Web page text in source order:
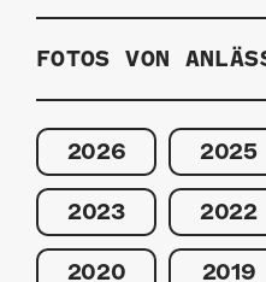
FOTOS VON
2026 2025
2023 2022
2020 2019